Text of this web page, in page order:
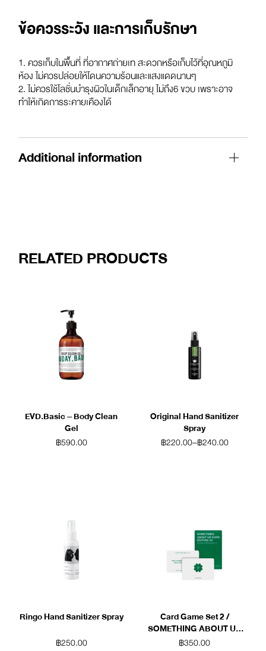
ข้อควรระวัง และการเก็บรักษา
1. ควรเก็บในพื้นที่ ที่อากาศถ่ายเท สะดวกหรือเก็บไว้ที่อุณหภูมิ
ห้อง ไม่ควรปล่อยให้โดนความร้อนและแสงแดดนานๆ
2. ไม่ควรใช้โลชั่นบำรุงผิวในเด็กเล็กอายุ ไม่ถึง6 ขวบ เพราะอาจ
ทำให้เกิดการระคายเคืองได้
Additional information
RELATED PRODUCTS
EVD.Basic – Body Clean
Gel
฿590.00
Original Hand Sanitizer
Spray
฿220.00–฿240.00
Ringo Hand Sanitizer Spray
฿250.00
Card Game Set 2 /
SOMETHING ABOUT US
(Green)
฿350.00